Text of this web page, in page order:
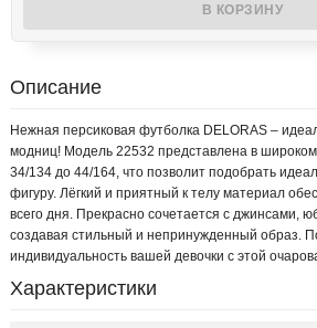
Описание
Нежная персиковая футболка DELORAS –
модниц! Модель 22532 представлена в
34/134 до 44/164, что позволит подобрать
фигуру. Лёгкий и приятный к телу материал
всего дня. Прекрасно сочетается с джинсами,
создавая стильный и непринужденный образ.
индивидуальность вашей девочки с этой
Характеристики